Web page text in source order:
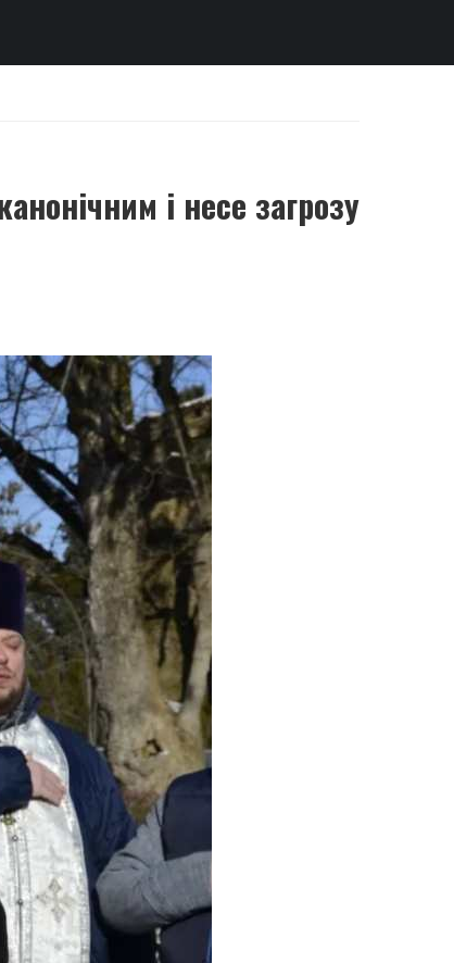
і несе загрозу